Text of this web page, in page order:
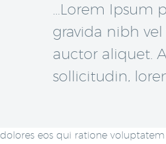
…Lorem Ipsum
gravida nibh vel
auctor aliquet.
sollicitudin,
dolores eos qui ratione